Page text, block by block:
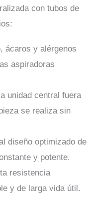
con tubos de
ácaros y alérgenos
aspiradoras
unidad central fuera
se realiza sin
diseño optimizado de
y potente.
resistencia
y de larga vida útil.